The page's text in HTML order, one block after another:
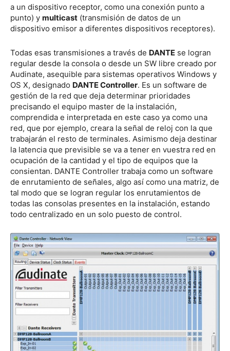
a un dispositivo receptor, como una conexión punto a
punto) y multicast (transmisión de datos de un
dispositivo emisor a diferentes dispositivos receptores).
Todas esas transmisiones a través de DANTE se logran
regular desde la consola o desde un SW libre creado por
Audinate, asequible para sistemas operativos Windows y
OS X, designado DANTE Controller. Es un software de
gestión de la red que deja determinar prioridades
precisando el equipo master de la instalación,
comprendida e interpretada en este caso ya como una
red, que por ejemplo, creara la señal de reloj con la que
trabajarán el resto de terminales. Asimismo deja destinar
la latencia que previsible se va a tener en vuestra red en
ocupación de la cantidad y el tipo de equipos que la
consientan. DANTE Controller trabaja como un software
de enrutamiento de señales, algo así como una matriz, de
tal modo que se logran regular los enrutamientos de
todas las consolas presentes en la instalación, estando
todo centralizado en un solo puesto de control.